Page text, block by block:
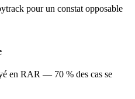
pour un constat opposable
en RAR — 70 % des cas se